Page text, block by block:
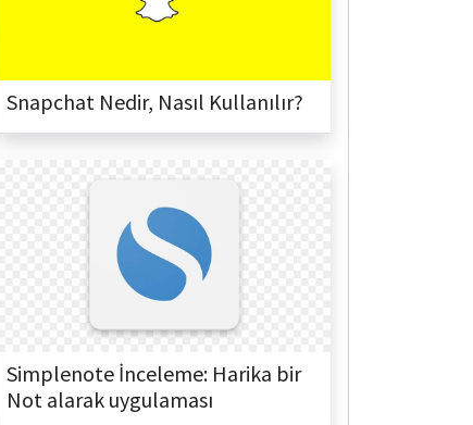
Snapchat Nedir, Nasıl Kullanılır?
Simplenote İnceleme: Harika bir
Not alarak uygulaması